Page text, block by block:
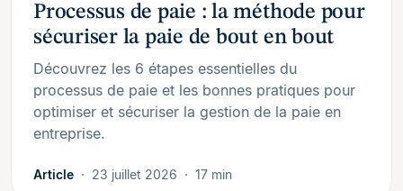
Processus de paie : la méthode pour
sécuriser la paie de bout en bout
Découvrez les 6 étapes essentielles du
processus de paie et les bonnes pratiques pour
optimiser et sécuriser la gestion de la paie en
entreprise.
Article 23 juillet 2026 17 min